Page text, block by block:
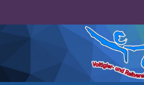
Search for: